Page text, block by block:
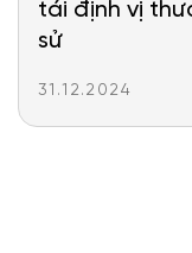
tái định vị
sử
31.12.2024